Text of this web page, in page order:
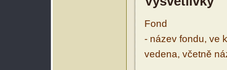
Fond
- název fondu, ve
vedena, včetně